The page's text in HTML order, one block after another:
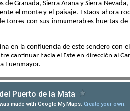
de Granada, Sierra Arana y Sierra
el monte y el paisaje. Estaos ahora
torres con sus inmumerables huertas
en la confluencia de este sendero con
cantinuar hacia el Este en dirección al
Fuenmayor.